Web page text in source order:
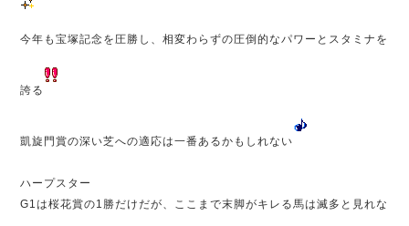
今年も宝塚記念を圧勝し、相変わらずの圧倒的なパワーとスタミナを
誇る
凱旋門賞の深い芝への適応は一番あるかもしれない
ハープスター
G1は桜花賞の1勝だけだが、ここまで末脚がキレる馬は滅多と見れな